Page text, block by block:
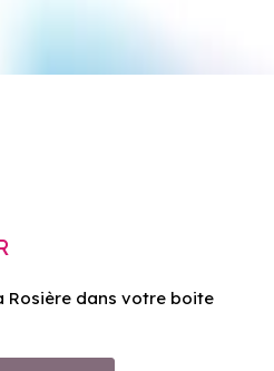
Rosière dans votre boite